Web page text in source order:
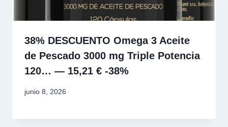
38% DESCUENTO Omega 3 Aceite
de Pescado 3000 mg Triple Potencia
120… — 15,21 € -38%
junio 8, 2026